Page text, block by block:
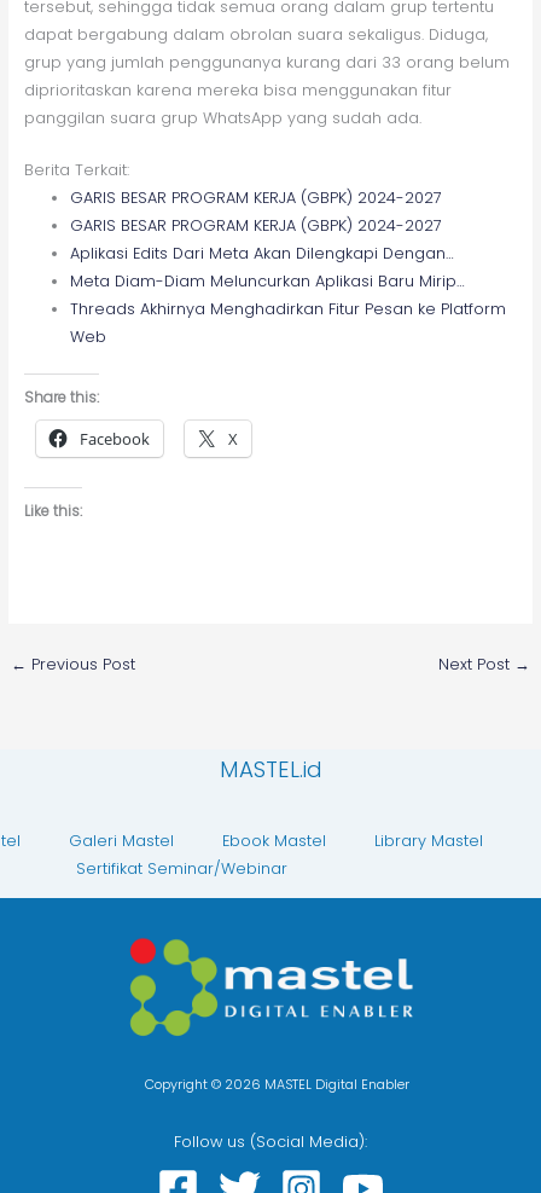
tersebut, sehingga tidak semua orang dalam grup tertentu
dapat bergabung dalam obrolan suara sekaligus. Diduga,
grup yang jumlah penggunanya kurang dari 33 orang belum
diprioritaskan karena mereka bisa menggunakan fitur
panggilan suara grup WhatsApp yang sudah ada.
Berita Terkait:
GARIS BESAR PROGRAM KERJA (GBPK) 2024-2027
GARIS BESAR PROGRAM KERJA (GBPK) 2024-2027
Aplikasi Edits Dari Meta Akan Dilengkapi Dengan…
Meta Diam-Diam Meluncurkan Aplikasi Baru Mirip…
Threads Akhirnya Menghadirkan Fitur Pesan ke Platform
Web
Share this:
Facebook X
Like this:
← Previous Post Next Post →
MASTEL.id
Galeri Mastel Ebook Mastel
Library Mastel
Sertifikat Seminar/Webinar
Copyright © 2026 MASTEL Digital Enabler
Follow us (Social Media):